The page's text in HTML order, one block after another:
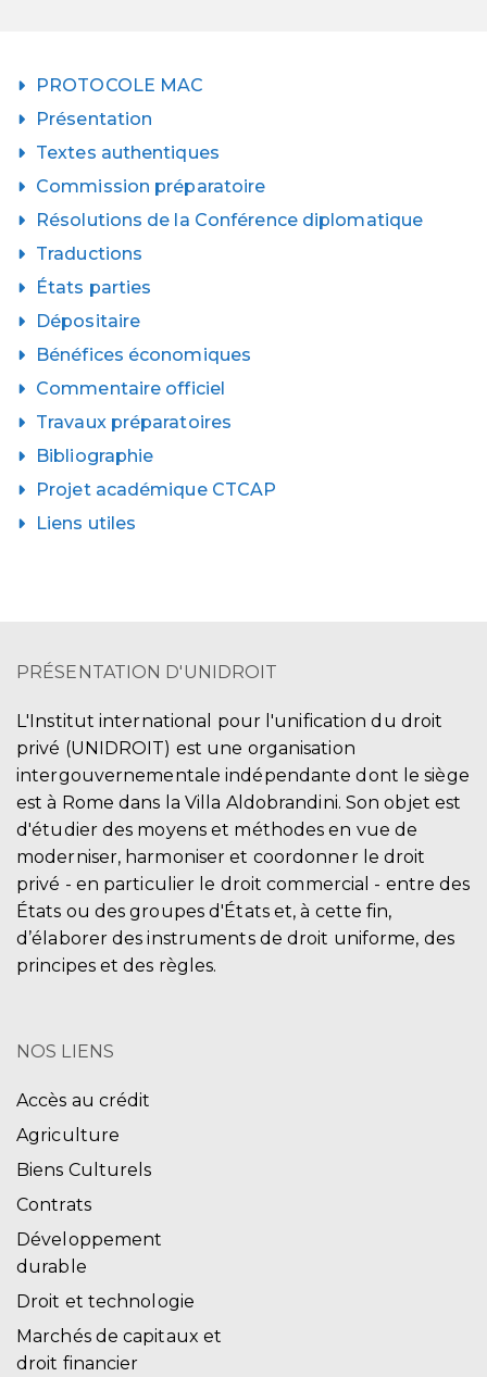
PROTOCOLE MAC
Présentation
Textes authentiques
Commission préparatoire
Résolutions de la Conférence diplomatique
Traductions
États parties
Dépositaire
Bénéfices économiques
Commentaire officiel
Travaux préparatoires
Bibliographie
Projet académique CTCAP
Liens utiles
PRÉSENTATION D'UNIDROIT
L'Institut international pour l'unification du droit
privé (UNIDROIT) est une organisation
intergouvernementale indépendante dont le siège
est à Rome dans la Villa Aldobrandini. Son objet est
d'étudier des moyens et méthodes en vue de
moderniser, harmoniser et coordonner le droit
privé - en particulier le droit commercial - entre des
États ou des groupes d'États et, à cette fin,
d’élaborer des instruments de droit uniforme, des
principes et des règles.
NOS LIENS
Accès au crédit
Agriculture
Biens Culturels
Contrats
Développement
durable
Droit et technologie
Marchés de capitaux et
droit financier